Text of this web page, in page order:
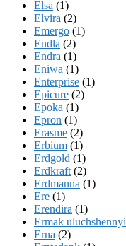
Elsa (1)
Elvira (2)
Emergo (1)
Endla (2)
Endra (1)
Eniwa (1)
Enterprise (1)
Epicure (2)
Epoka (1)
Epron (1)
Erasme (2)
Erbium (1)
Erdgold (1)
Erdkraft (2)
Erdmanna (1)
Ere (1)
Erendira (1)
Ermak uluchshennyi
Erna (2)